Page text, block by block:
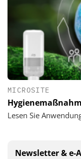
MICROSITE
Lesen Sie
Newsletter & e-